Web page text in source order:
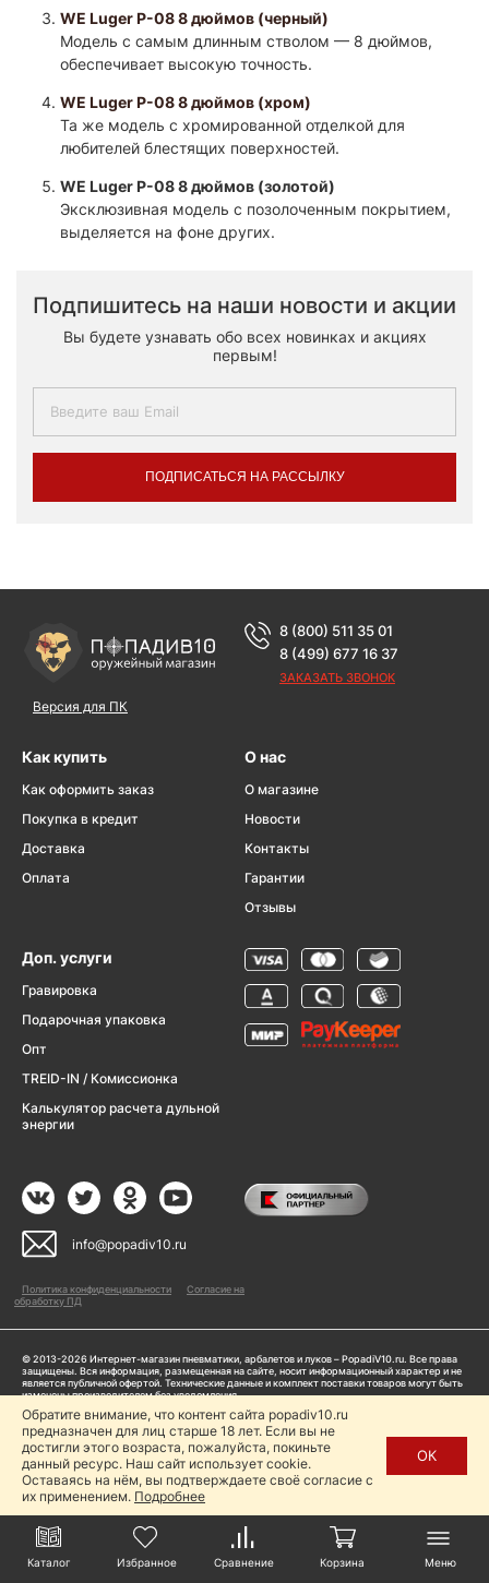
WE Luger P-08 8 дюймов (черный)
Модель с самым длинным стволом — 8 дюймов,
обеспечивает высокую точность.​
WE Luger P-08 8 дюймов (хром)
Та же модель с хромированной отделкой для
любителей блестящих поверхностей.​
WE Luger P-08 8 дюймов (золотой)
Эксклюзивная модель с позолоченным покрытием,
выделяется на фоне других.​
Подпишитесь на наши новости и акции
Вы будете узнавать обо всех новинках и акциях
первым!
ПОДПИСАТЬСЯ НА РАССЫЛКУ
Версия для ПК
8 (800) 511 35 01
8 (499) 677 16 37
ЗАКАЗАТЬ ЗВОНОК
Как купить
Как оформить заказ
Покупка в кредит
Доставка
Оплата
О нас
О магазине
Новости
Контакты
Гарантии
Отзывы
Доп. услуги
Гравировка
Подарочная упаковка
Опт
TREID-IN / Комиссионка
Калькулятор расчета дульной
энергии
info@popadiv10.ru
Политика конфиденциальности
Согласие на
обработку ПД
© 2013-2026 Интернет-магазин пневматики, арбалетов и луков – PopadiV10.ru. Все права
защищены. Вся информация, размещенная на сайте, носит информационный характер и не
является публичной офертой. Технические данные и комплект поставки товаров могут быть
изменены производителем без уведомления
Пользуясь сайтом Popadiv10.ru, пользователь автоматически соглашается с условиями,
прописанными в
Политике конфиденциальности
Копирование любой информации (тексты, фото, видео и др.) с сайта Popadiv10 запрещено,
за исключением наличия письменного согласия администрации сайта Popadiv10.
Каталог Избранное Сравнение Корзина Меню
Обратите внимание, что контент сайта popadiv10.ru
предназначен для лиц старше 18 лет. Если вы не
достигли этого возраста, пожалуйста, покиньте
данный ресурс. Наш сайт использует cookie.
Оставаясь на нём, вы подтверждаете своё согласие с
их применением. Подробнее
ОК